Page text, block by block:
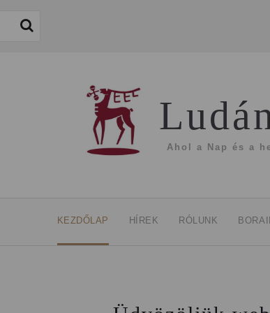
Ahol a Nap és a
KEZDŐLAP HÍREK RÓLUNK